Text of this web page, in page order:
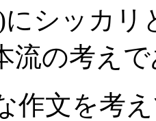
シッカ
流の考え
作文を考